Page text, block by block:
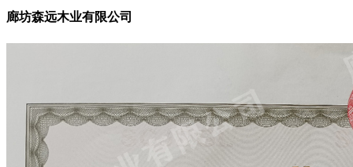
廊坊森远木业有限公司